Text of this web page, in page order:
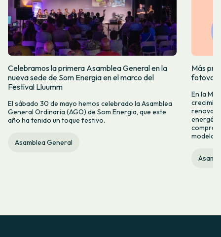
Celebramos la primera Asamblea General en la
nueva sede de Som Energia en el marco del
Festival Lluumm
El sábado 30 de mayo hemos celebrado la Asamblea
General Ordinaria (AGO) de Som Energia, que este
año ha tenido un toque festivo.
Asamblea General
Más
En la
modelo